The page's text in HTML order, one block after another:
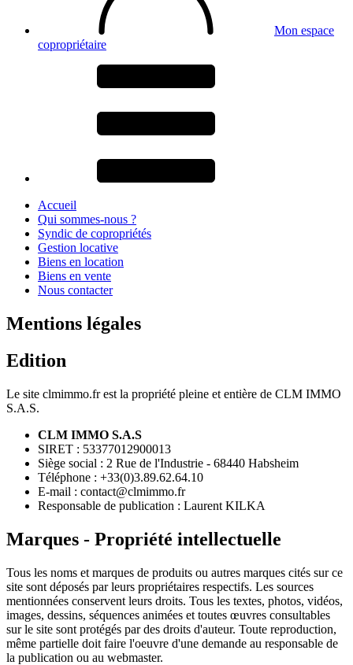
Mon espace
copropriétaire
Accueil
Qui sommes-nous ?
Syndic de copropriétés
Gestion locative
Biens en location
Biens en vente
Nous contacter
Mentions légales
Edition
Le site clmimmo.fr est la propriété pleine et entière de CLM IMMO
S.A.S.
CLM IMMO S.A.S
SIRET : 53377012900013
Siège social : 2 Rue de l'Industrie - 68440 Habsheim
Téléphone : +33(0)3.89.62.64.10
E-mail : contact@clmimmo.fr
Responsable de publication : Laurent KILKA
Marques - Propriété intellectuelle
Tous les noms et marques de produits ou autres marques cités sur ce
site sont déposés par leurs propriétaires respectifs. Les sources
mentionnées conservent leurs droits. Tous les textes, photos, vidéos,
images, dessins, séquences animées et toutes œuvres consultables
sur le site sont protégés par des droits d'auteur. Toute reproduction,
même partielle doit faire l'oeuvre d'une demande au responsable de
la publication ou au webmaster.